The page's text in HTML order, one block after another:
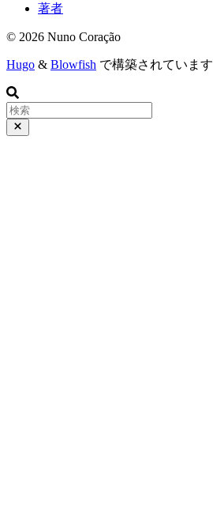
著者
© 2026 Nuno Coração
Hugo & Blowfish で構築されています